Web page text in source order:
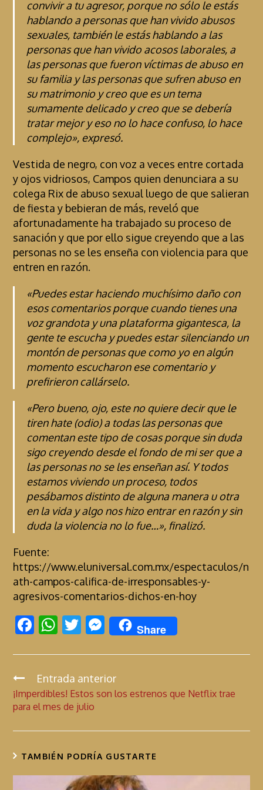
convivir a tu agresor, porque no sólo le estás
hablando a personas que han vivido abusos
sexuales, también le estás hablando a las
personas que han vivido acosos laborales, a
las personas que fueron víctimas de abuso en
su familia y las personas que sufren abuso en
su matrimonio y creo que es un tema
sumamente delicado y creo que se debería
tratar mejor y eso no lo hace confuso, lo hace
complejo», expresó.
Vestida de negro, con voz a veces entre cortada
y ojos vidriosos, Campos quien denunciara a su
colega Rix de abuso sexual luego de que salieran
de fiesta y bebieran de más, reveló que
afortunadamente ha trabajado su proceso de
sanación y que por ello sigue creyendo que a las
personas no se les enseña con violencia para que
entren en razón.
«Puedes estar haciendo muchísimo daño con
esos comentarios porque cuando tienes una
voz grandota y una plataforma gigantesca, la
gente te escucha y puedes estar silenciando un
montón de personas que como yo en algún
momento escucharon ese comentario y
prefirieron callárselo.
«Pero bueno, ojo, este no quiere decir que le
tiren hate (odio) a todas las personas que
comentan este tipo de cosas porque sin duda
sigo creyendo desde el fondo de mi ser que a
las personas no se les enseñan así. Y todos
estamos viviendo un proceso, todos
pesábamos distinto de alguna manera u otra
en la vida y algo nos hizo entrar en razón y sin
duda la violencia no lo fue…», finalizó.
Fuente:
https://www.eluniversal.com.mx/espectaculos/n
ath-campos-califica-de-irresponsables-y-
agresivos-comentarios-dichos-en-hoy
F
e
b
o
k
W
at
s
A
p
T
itt
er
M
es
se
n
g
Share
C
o
n
t
n
u
Entrada anterior
¡Imperdibles! Estos son los estrenos que Netflix trae
para el mes de julio
TAMBIÉN PODRÍA GUSTARTE